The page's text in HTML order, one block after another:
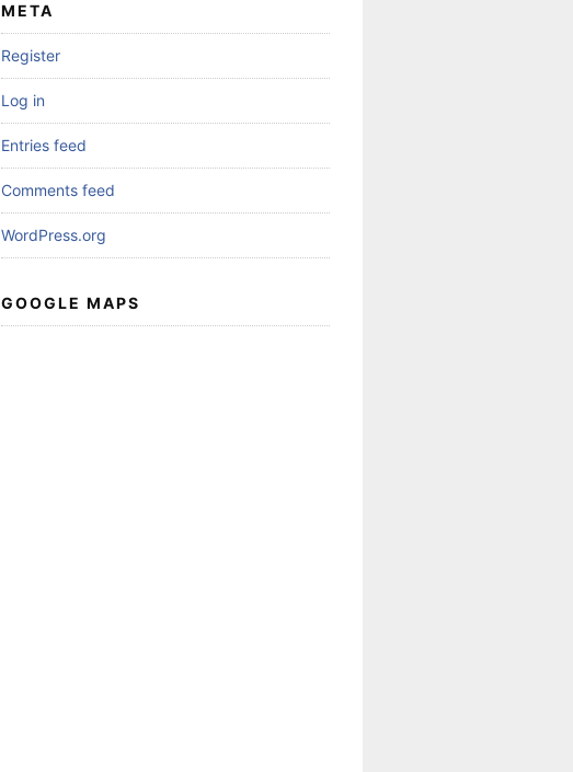
META
Register
Log in
Entries feed
Comments feed
WordPress.org
GOOGLE MAPS